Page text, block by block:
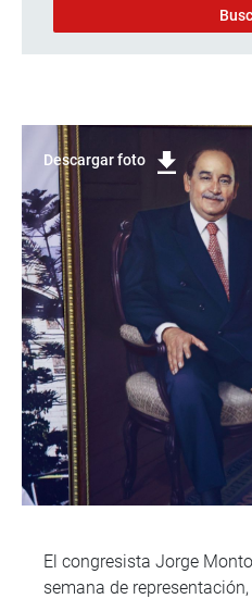
Descargar foto
El congresista Jorge
semana de